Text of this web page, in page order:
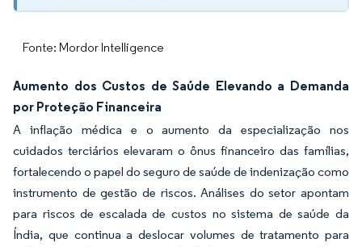
Fonte: Mordor Intelligence
Aumento dos Custos de Saúde Elevando a Demanda
por Proteção Financeira
A inflação médica e o aumento da especialização nos
cuidados terciários elevaram o ônus financeiro das famílias,
fortalecendo o papel do seguro de saúde de indenização como
instrumento de gestão de riscos. Análises do setor apontam
para riscos de escalada de custos no sistema de saúde da
Índia, que continua a deslocar volumes de tratamento para